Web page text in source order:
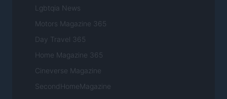
Lgbtqia News
Motors Magazine 365
Day Travel 365
Home Magazine 365
Cineverse Magazine
SecondHomeMagazine